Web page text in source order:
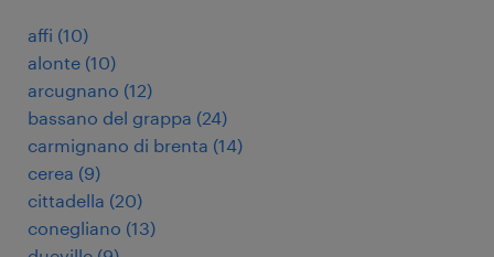
affi (10)
alonte (10)
arcugnano (12)
bassano del grappa (24)
carmignano di brenta (14)
cerea (9)
cittadella (20)
conegliano (13)